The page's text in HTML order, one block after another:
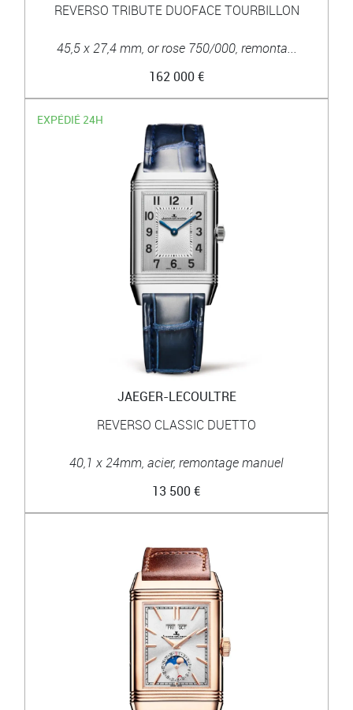
REVERSO TRIBUTE DUOFACE TOURBILLON
45,5 x 27,4 mm, or rose 750/000, remonta...
162 000 €
EXPÉDIÉ 24H
JAEGER-LECOULTRE
REVERSO CLASSIC DUETTO
40,1 x 24mm, acier, remontage manuel
13 500 €